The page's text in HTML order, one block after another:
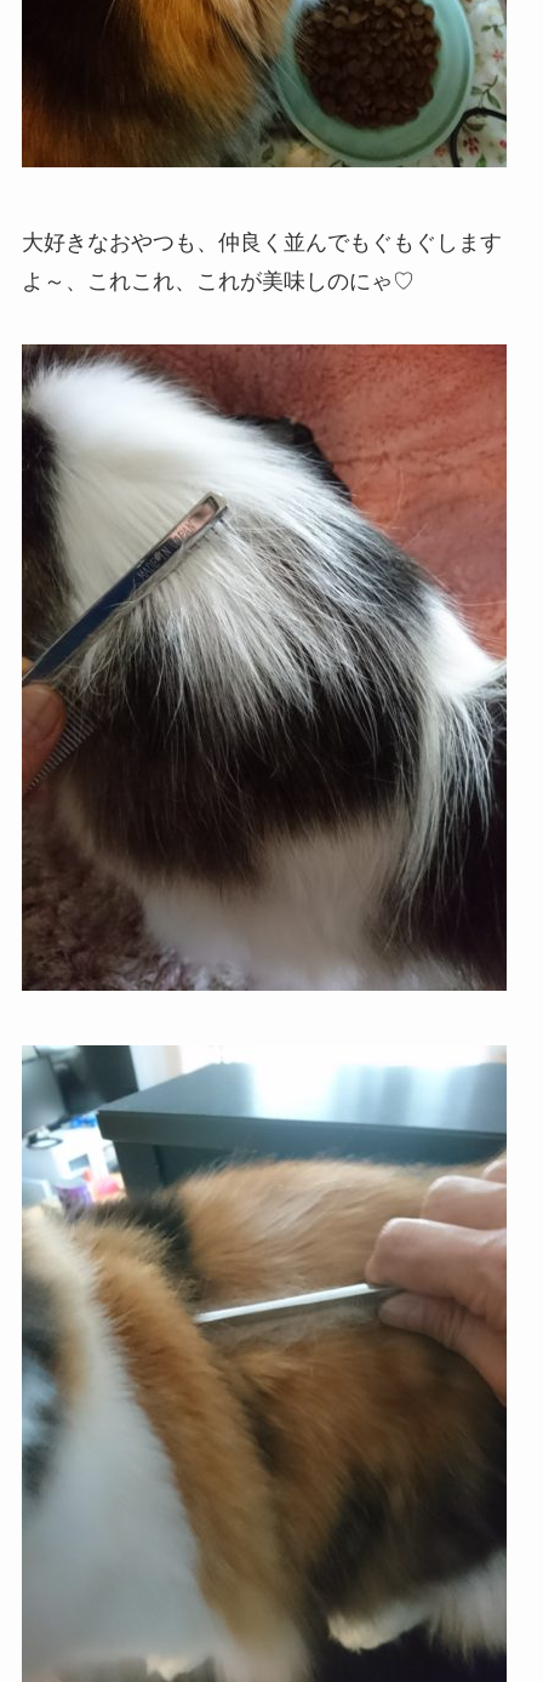
大好きなおやつも、仲良く並んでもぐもぐします
よ～、これこれ、これが美味しのにゃ♡